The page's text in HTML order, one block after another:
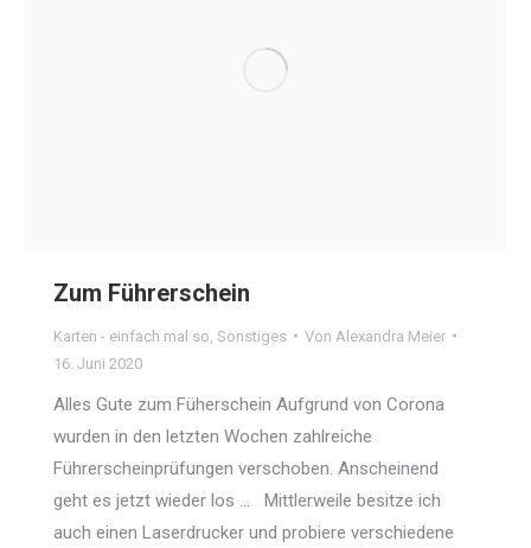
Zum Führerschein
Karten - einfach mal so Sonstiges Von Alexandra Meier
16. Juni 2020
Alles Gute zum Füherschein Aufgrund von Corona
wurden in den letzten Wochen zahlreiche
Führerscheinprüfungen verschoben. Anscheinend
geht es jetzt wieder los … Mittlerweile besitze ich
auch einen Laserdrucker und probiere verschiedene